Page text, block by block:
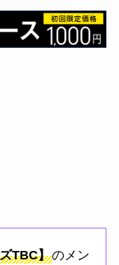
TBC】のメン